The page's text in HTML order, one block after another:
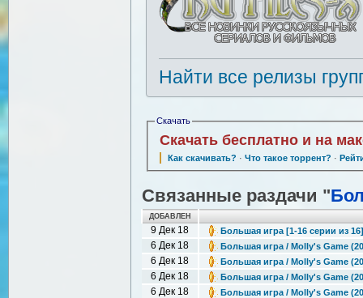
Найти все релизы
Скачать
Скачать бесплатно и на
Как скачивать? · Что такое торрент? ·
Связанные раздачи "
ДОБАВЛЕН
9 Дек 18 Большая игра [1-16 серии из
6 Дек 18 Большая игра / Molly's Game
6 Дек 18 Большая игра / Molly's Game
6 Дек 18 Большая игра / Molly's Game
6 Дек 18 Большая игра / Molly's Game